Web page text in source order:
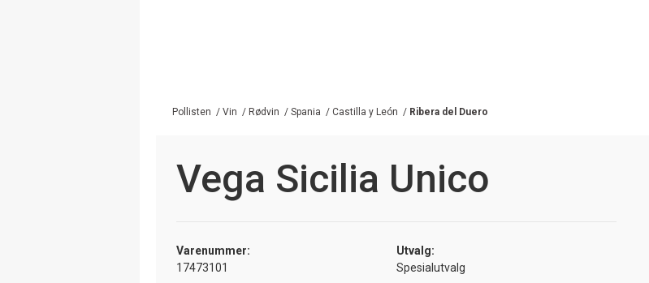
Pollisten / Vin / Rødvin / Spania / Castilla y León / Ribera del Duero
Vega Sicilia Unico
Varenummer:
17473101
Utvalg:
Spesialutvalg